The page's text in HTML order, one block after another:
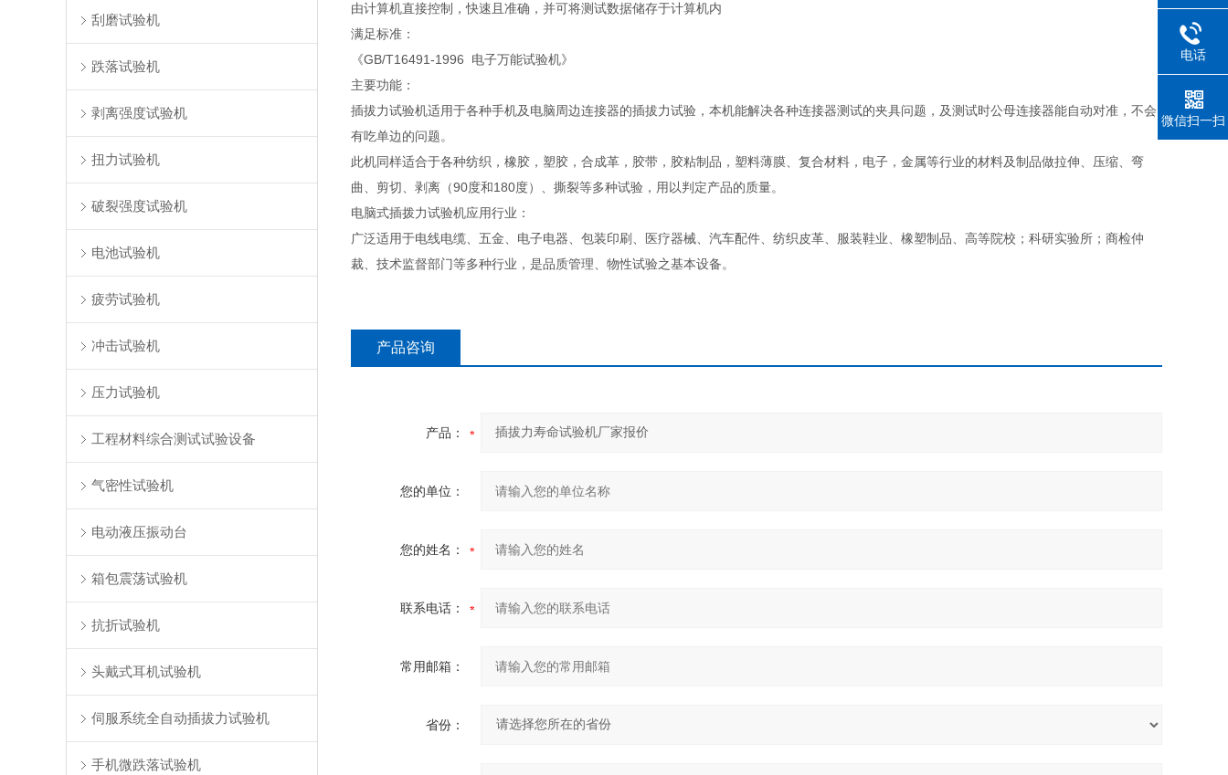
刮磨试验机
跌落试验机
剥离强度试验机
扭力试验机
破裂强度试验机
电池试验机
疲劳试验机
冲击试验机
压力试验机
工程材料综合测试试验设备
气密性试验机
电动液压振动台
箱包震荡试验机
抗折试验机
头戴式耳机试验机
伺服系统全自动插拔力试验机
手机微跌落试验机
由计算机直接控制，快速且准确，并可将测试数据储存于计算机内
满足标准：
《GB/T16491-1996 电子万能试验机》
主要功能：
插拔力试验机适用于各种手机及电脑周边连接器的插拔力试验，本机能解决各种连接器测试的夹具问题，及测试时公母连接器能自动对准，不会
有吃单边的问题。
此机同样适合于各种纺织，橡胶，塑胶，合成革，胶带，胶粘制品，塑料薄膜、复合材料，电子，金属等行业的材料及制品做拉伸、压缩、弯
曲、剪切、剥离（90度和180度）、撕裂等多种试验，用以判定产品的质量。
电脑式插拨力试验机应用行业：
广泛适用于电线电缆、五金、电子电器、包装印刷、医疗器械、汽车配件、纺织皮革、服装鞋业、橡塑制品、高等院校；科研实验所；商检仲
裁、技术监督部门等多种行业，是品质管理、物性试验之基本设备。
产品咨询
产品：
您的单位：
您的姓名：
联系电话：
常用邮箱：
省份：
电话
微信扫一扫